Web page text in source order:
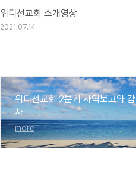
위디선교회 소개영상
2021.07.14
위디선교회 2분기 사역보고와 감
사
more